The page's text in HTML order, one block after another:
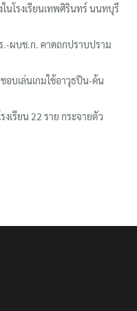
นโรงเรียนเทพศิรินทร์ นนทบุรี
.-ผบช.ก. คาดถกปราบปราม
อบเล่นเกมใช้อาวุธปืน-ค้น
เรียน 22 ราย กระจายตัว